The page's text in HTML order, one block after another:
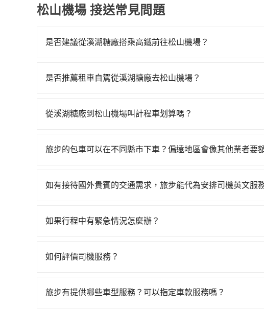
松山機場 接送常見問題
是否建議從溪湖糖廠搭乘高鐵前往松山機場？
直到23:03，台中-台北一天最多有105班次高鐵可搭乘。假
待車站前排班的計程車，搭上小黃後約花17分鐘、車費300
使幸運攔到一輛小黃了，彰化縣少部分小黃司機不按表收費
你是三人以下要乘車，也可參考tripool的拼車共乘服務，最
是否推薦租車自駕從溪湖糖廠去松山機場？
租車，也不想花4,050元叫計程車前往松山機場，tripool直
從溪湖糖廠到松山機場叫計程車划算嗎？
4,050~4,900元間，但如改預約tripool可省高達$1,700。但
坑受騙。綜合以上，無論在價格或服務品質上，tripool都是
旅步的包車可以在不同縣市下車？偏遠地區會像其他業者要
用，不會像其他業者那樣收取額外費用。但如果您需要前往
如有接待國外貴賓的交通需求，旅步能代為安排司機英文服
助回覆，並確認是否能夠提供所需的服務。
如果行程中有緊急情況怎麼辦？
如何評價司機服務？
旅步有提供哪些車型服務？可以指定車款服務嗎？